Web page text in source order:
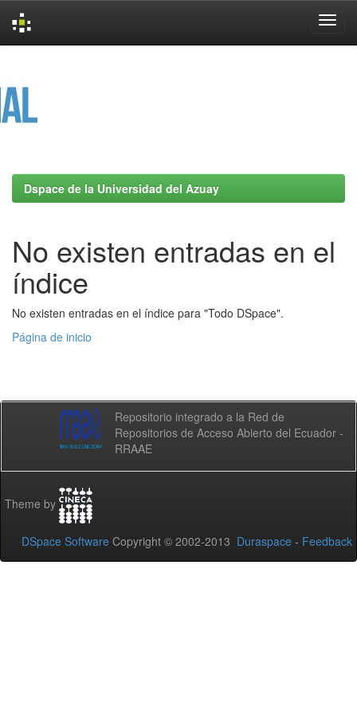
Dspace de la Universidad del Azuay
No existen entradas en el
índice
No existen entradas en el índice para "Todo DSpace".
Página de inicio
Repositorio integrado a la Red de
Repositorios de Acceso Abierto del Ecuador -
RRAAE
Theme by
DSpace Software Copyright © 2002-2013 Duraspace - Feedback